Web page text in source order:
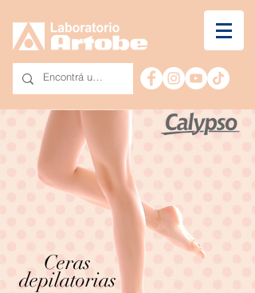
Ceras
depilatorias